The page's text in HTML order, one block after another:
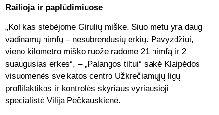
Railioja ir paplūdimiuose
„Kol kas stebėjome Girulių miške. Šiuo metu yra daug
vadinamų nimfų – nesubrendusių erkių. Pavyzdžiui,
vieno kilometro miško ruože radome 21 nimfą ir 2
suaugusias erkes“, – „Palangos tiltui“ sakė Klaipėdos
visuomenės sveikatos centro Užkrečiamųjų ligų
proflilaktikos ir kontrolės skyriaus vyriausioji
specialistė Vilija Pečkauskienė.